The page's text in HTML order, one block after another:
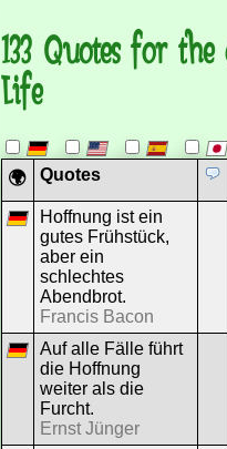
133 Quotes for the
Life
🌍 Quotes
Hoffnung ist ein
gutes Frühstück,
aber ein
schlechtes
Abendbrot.
Francis Bacon
Auf alle Fälle führt
die Hoffnung
weiter als die
Furcht.
Ernst Jünger